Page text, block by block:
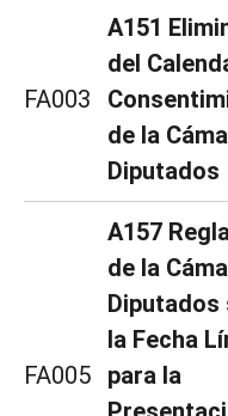
FA003
A151
del
de la
Diputados
FA005
A157
de la
Diputados
la Fecha
para la